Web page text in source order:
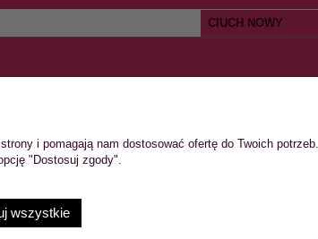
CIUCH NOWY
Formy płatności
i pomagają nam dostosować ofertę do Twoich
"Dostosuj zgody".
wszystkie